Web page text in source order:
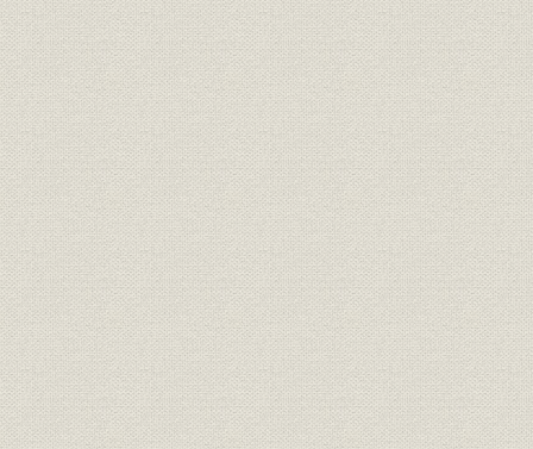
経営;生産 操業成績の推移―製銑 昭和47年
経営;生産 操業成績の推移―製鋼 昭和47年
経営;生産 操業成績の推移―連続熱延 昭和47年